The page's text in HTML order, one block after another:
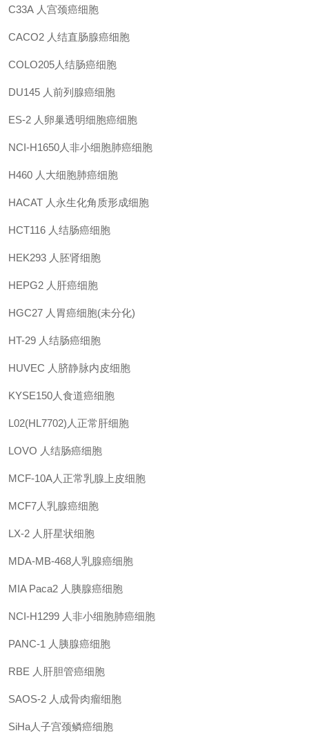
C33A 人宫颈癌细胞
CACO2 人结直肠腺癌细胞
COLO205人结肠癌细胞
DU145 人前列腺癌细胞
ES-2 人卵巢透明细胞癌细胞
NCI-H1650人非小细胞肺癌细胞
H460 人大细胞肺癌细胞
HACAT 人永生化角质形成细胞
HCT116 人结肠癌细胞
HEK293 人胚肾细胞
HEPG2 人肝癌细胞
HGC27 人胃癌细胞(未分化)
HT-29 人结肠癌细胞
HUVEC 人脐静脉内皮细胞
KYSE150人食道癌细胞
L02(HL7702)人正常肝细胞
LOVO 人结肠癌细胞
MCF-10A人正常乳腺上皮细胞
MCF7人乳腺癌细胞
LX-2 人肝星状细胞
MDA-MB-468人乳腺癌细胞
MIA Paca2 人胰腺癌细胞
NCI-H1299 人非小细胞肺癌细胞
PANC-1 人胰腺癌细胞
RBE 人肝胆管癌细胞
SAOS-2 人成骨肉瘤细胞
SiHa人子宫颈鳞癌细胞